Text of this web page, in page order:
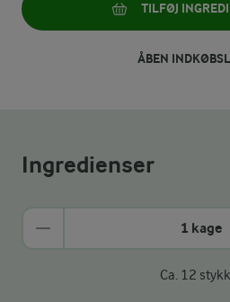
TILFØJ
ÅBEN
Ingredienser
1 kage
Ca. 12